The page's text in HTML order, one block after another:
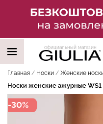
официальный магазин
Главная Носки Женские
Носки женские ажурные WS1
-30%
НАШИ ТРЕНДОВЫЕ